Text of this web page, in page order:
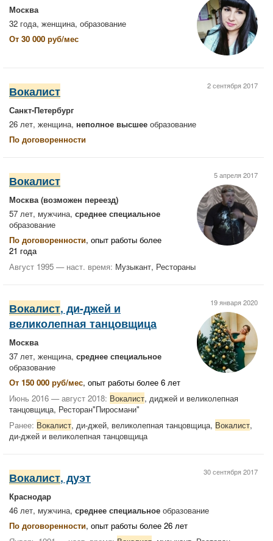
Москва
32 года, женщина, образование
От 30 000 руб/мес
2 сентября 2017
Вокалист
Санкт-Петербург
26 лет, женщина, неполное высшее образование
По договоренности
5 апреля 2017
Вокалист
Москва(возможен переезд)
57 лет, мужчина, среднее специальное
образование
По договоренности, опыт работы более
21 года
Август 1995 — наст. время: Музыкант, Рестораны
19 января 2020
Вокалист, ди-джей и
великолепная танцовщица
Москва
37 лет, женщина, среднее специальное
образование
От 150 000 руб/мес, опыт работы более 6 лет
Июнь 2016 — август 2018: Вокалист, диджей и великолепная
танцовщица, Ресторан"Пиросмани"
Ранее: Вокалист, ди-джей, великолепная танцовщица, Вокалист,
ди-джей и великолепная танцовщица
30 сентября 2017
Вокалист, дуэт
Краснодар
46 лет, мужчина, среднее специальное образование
По договоренности, опыт работы более 26 лет